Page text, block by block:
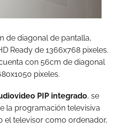
de diagonal de pantalla,
Ready de 1366x768 pixeles.
con 56cm de diagonal
pixeles.
PIP integrado, se
la programación televisiva
el televisor como ordenador,